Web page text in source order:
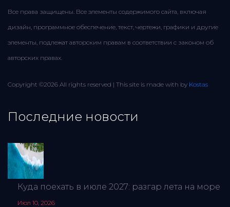
Все права защищены. Все элементы содержимого сайта, включая
дизайн, программное обеспечение, текст, чертежи, графики и другие
элементы, подлежат авторским правам в соответствии с законом об
авторских правах.
Copyright ©2026 All rights reserved | This site is made with by Kostas
Последние новости
Куда поехать в июле 2027: разгар лета на море
Июл 10, 2026